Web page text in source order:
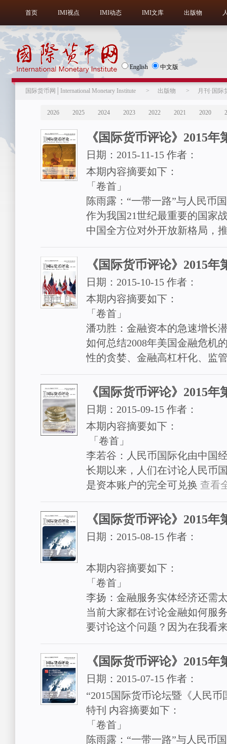
首页 IMI视点 IMI动态 IMI文库 出版物
English 中文版
国际货币网│International Monetary Institute > 出版物 > 月刊·国际
2026 2025 2024 2023 2022 2021 2020
《国际货币评论》2015年
日期： 2015-11-15 作者：
本期内容摘要如下：
「卷首」
陈雨露：“一带一路”与人民币
作为我国21世纪最重要的国家
中国全方位对外开放新格局，
《国际货币评论》2015年
日期： 2015-10-15 作者：
本期内容摘要如下：
「卷首」
潘功胜：金融资本的急速增长
如何总结2008年美国金融危机
性的贪婪、金融高杠杆化、监
《国际货币评论》2015年
日期： 2015-09-15 作者：
本期内容摘要如下：
「卷首」
李若谷：人民币国际化由中国
长期以来，人们在讨论人民币
是资本账户的完全可兑换 查看
《国际货币评论》2015年
日期： 2015-08-15 作者：
本期内容摘要如下：
「卷首」
李扬：金融服务实体经济还需
当前大家都在讨论金融如何服
要讨论这个问题？因为在我看
《国际货币评论》2015年
日期： 2015-07-15 作者：
“2015国际货币论坛暨《人民
特刊 内容摘要如下：
「卷首」
陈雨露：“一带一路”与人民币